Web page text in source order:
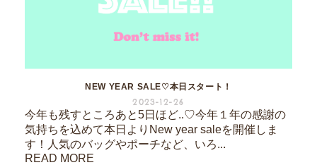
NEW YEAR SALE♡本日スタート！
2023-12-26
今年も残すところあと5日ほど..♡今年１年の感謝の
気持ちを込めて本日よりNew year saleを開催しま
す！人気のバッグやポーチなど、いろ...
READ MORE